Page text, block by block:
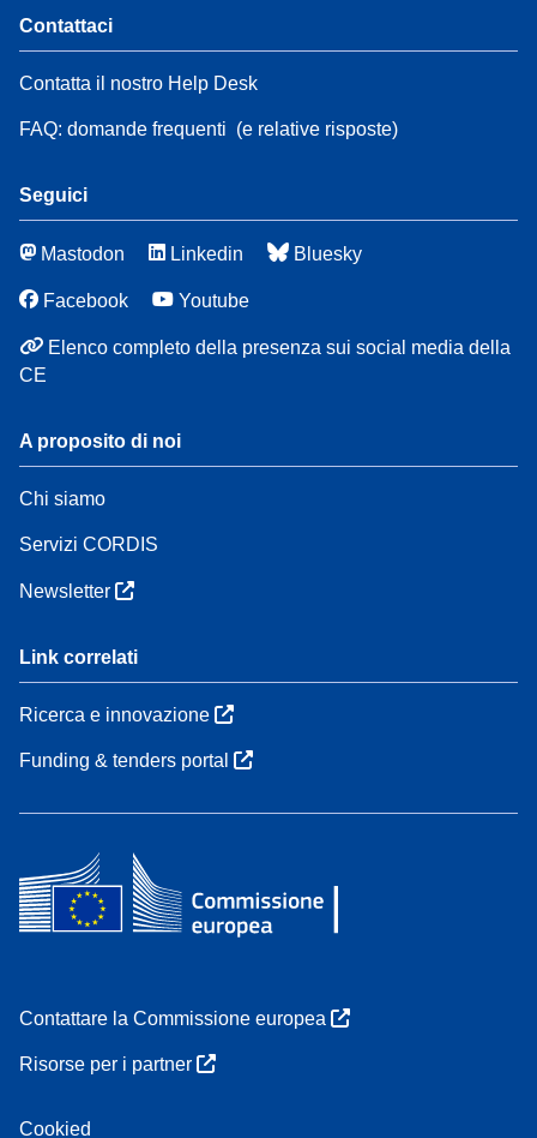
Contattaci
Contatta il nostro Help Desk
FAQ: domande frequenti (e relative risposte)
Seguici
Mastodon Linkedin Bluesky
Facebook Youtube
Elenco completo della presenza sui social media della
CE
A proposito di noi
Chi siamo
Servizi CORDIS
Newsletter
Link correlati
Ricerca e innovazione
Funding & tenders portal
Contattare la Commissione europea
Risorse per i partner
Cookied